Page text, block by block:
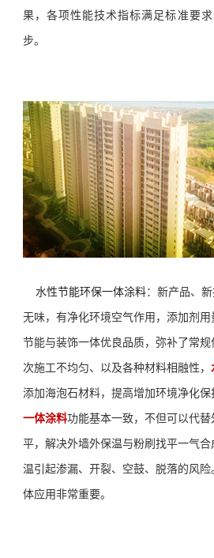
果 ，各项性能技术指标满足标准要
步。
水性节能环保一体涂料： 新产品、新
无味， 有净化环境空气作用， 添加剂 用
节能与装饰一体优良品质，弥补了常
次施工不均匀、以及各种材料相融性，
添加海泡石材料，提高增加环境净化保
一体涂料功能基本一致，不但可以代
平，解决外墙外保温与粉刷找平一气
温引起渗漏、开裂、空鼓、脱落的风
体应用非常重要。